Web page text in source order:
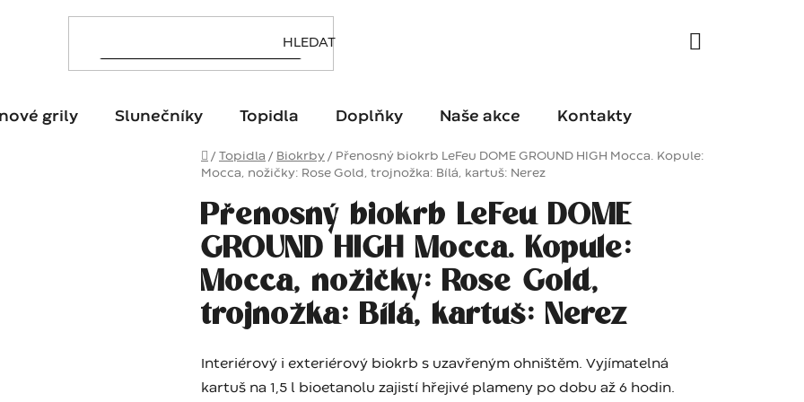
grily Slunečníky Topidla Doplňky Naše akce Kontakty
Domů
/ Topidla / Biokrby / Přenosný biokrb LeFeu DOME GROUND HIGH Mocca. Kopule:
Mocca, nožičky: Rose Gold, trojnožka: Bílá, kartuš: Nerez
Přenosný biokrb LeFeu DOME
GROUND HIGH Mocca. Kopule:
Mocca, nožičky: Rose Gold,
trojnožka: Bílá, kartuš: Nerez
Interiérový i exteriérový biokrb s uzavřeným ohništěm. Vyjímatelná
kartuš na 1,5 l bioetanolu zajistí hřejivé plameny po dobu až 6 hodin.